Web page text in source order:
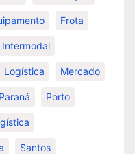
Frota
Intermodal
Logística Mercado
Paraná Porto
Santos